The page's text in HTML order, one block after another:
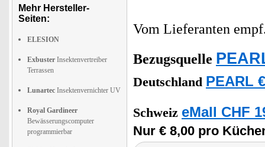
Mehr Hersteller-
Seiten:
ELESION
Exbuster Insektenvertreiber
Terrassen
Lunartec Insektenvernichter UV
Royal Gardineer
Bewässerungscomputer
programmierbar
Vom Lieferanten
Bezugsquelle
Deutschland PEARL
Schweiz eMall CHF
Nur € 8,00 pro